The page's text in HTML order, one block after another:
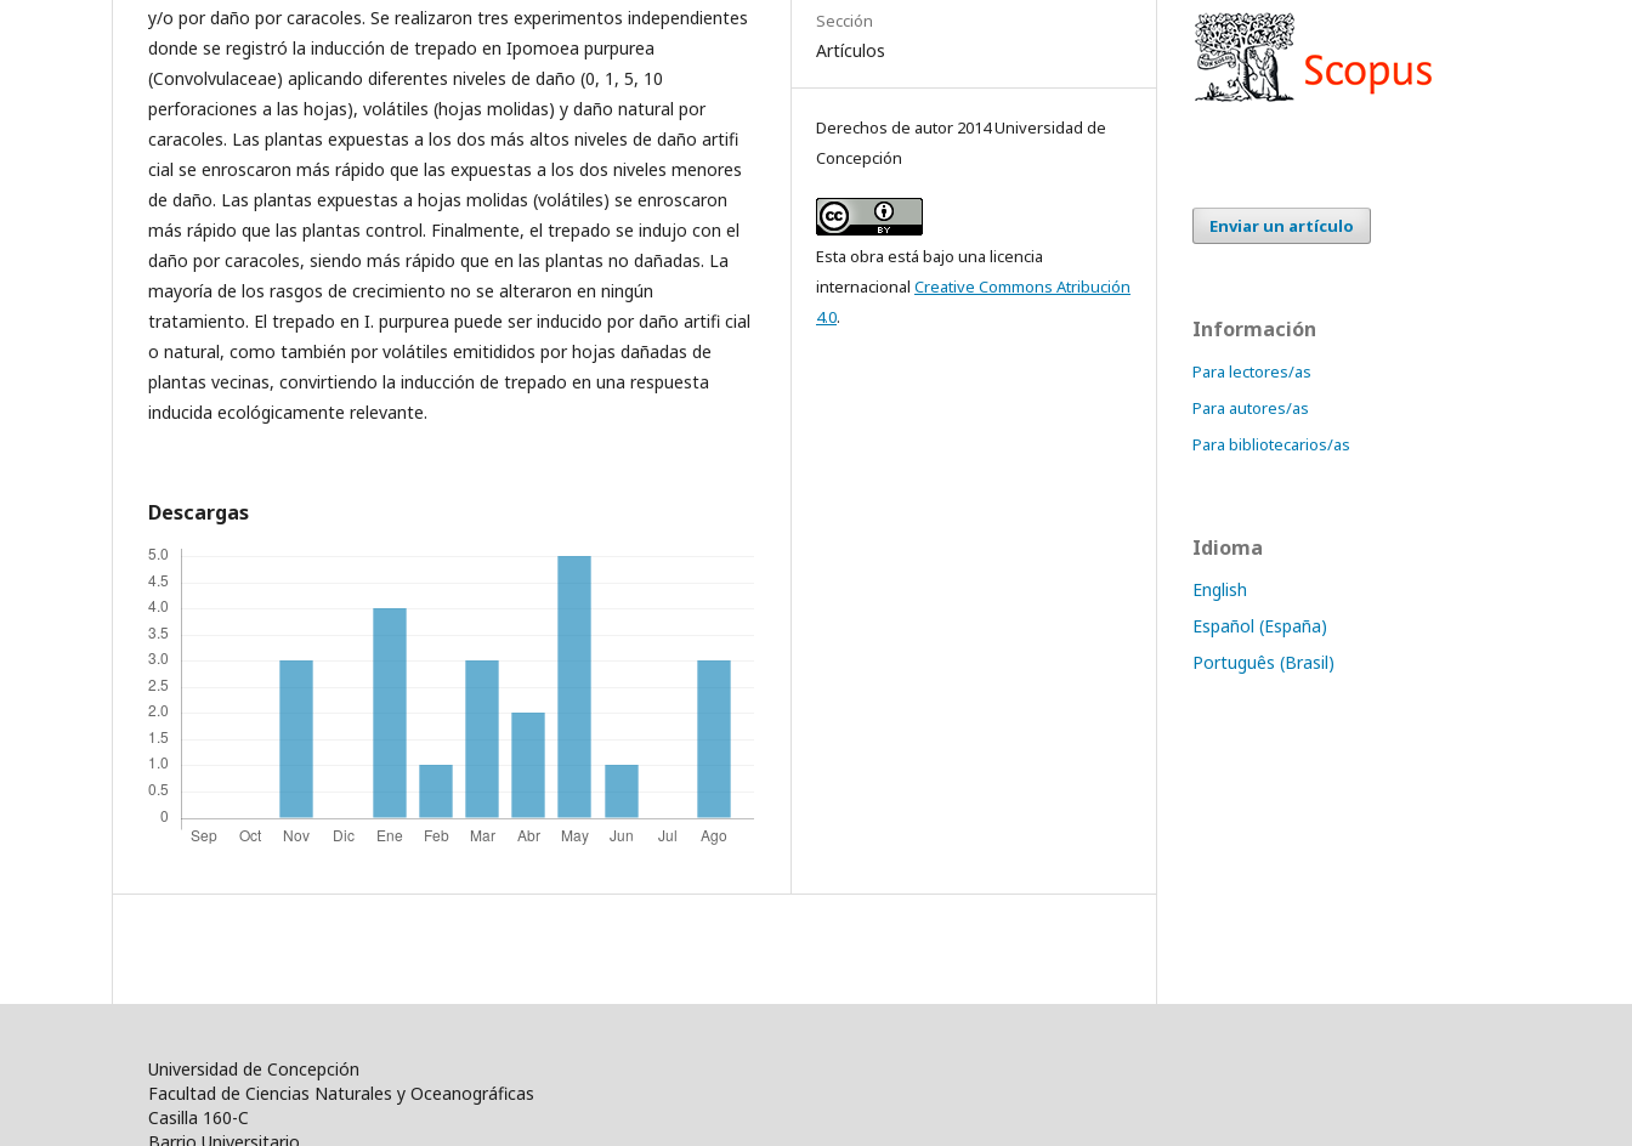
y/o por daño por caracoles. Se realizaron tres experimentos independientes
donde se registró la inducción de trepado en Ipomoea purpurea
(Convolvulaceae) aplicando diferentes niveles de daño (0, 1, 5, 10
perforaciones a las hojas), volátiles (hojas molidas) y daño natural por
caracoles. Las plantas expuestas a los dos más altos niveles de daño artifi
cial se enroscaron más rápido que las expuestas a los dos niveles menores
de daño. Las plantas expuestas a hojas molidas (volátiles) se enroscaron
más rápido que las plantas control. Finalmente, el trepado se indujo con el
daño por caracoles, siendo más rápido que en las plantas no dañadas. La
mayoría de los rasgos de crecimiento no se alteraron en ningún
tratamiento. El trepado en I. purpurea puede ser inducido por daño artifi cial
o natural, como también por volátiles emitididos por hojas dañadas de
plantas vecinas, convirtiendo la inducción de trepado en una respuesta
inducida ecológicamente relevante.
Descargas
Sección
Artículos
Derechos de autor 2014 Universidad de
Concepción
Esta obra está bajo una licencia
internacional Creative Commons Atribución
4.0.
Enviar un artículo
Información
Para lectores/as
Para autores/as
Para bibliotecarios/as
Idioma
English
Español (España)
Português (Brasil)
Universidad de Concepción
Facultad de Ciencias Naturales y Oceanográficas
Casilla 160-C